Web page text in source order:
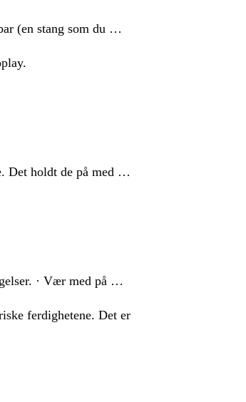
(en stang som du …
Det holdt de på med …
· Vær med på …
ferdighetene. Det er